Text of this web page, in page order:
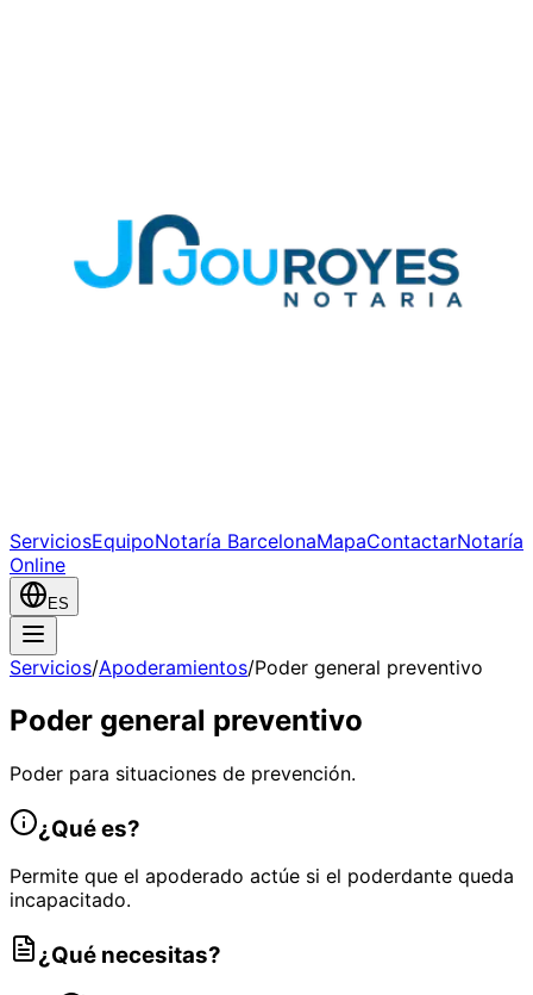
ServiciosEquipoNotaría BarcelonaMapaContactarNotaría
Online
ES
Servicios/Apoderamientos/Poder general preventivo
Poder general preventivo
Poder para situaciones de prevención.
¿Qué es?
Permite que el apoderado actúe si el poderdante queda
incapacitado.
¿Qué necesitas?